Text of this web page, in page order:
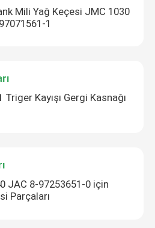
Mili Yağ Keçesi JMC 1030
1
Triger Kayışı Gergi Kasnağı
JAC 8-97253651-0 için
Parçaları